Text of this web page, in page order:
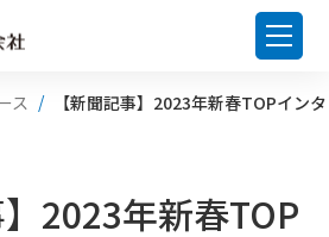
ス 【新聞記事】2023年新春TOPイン
】2023年新春TOP